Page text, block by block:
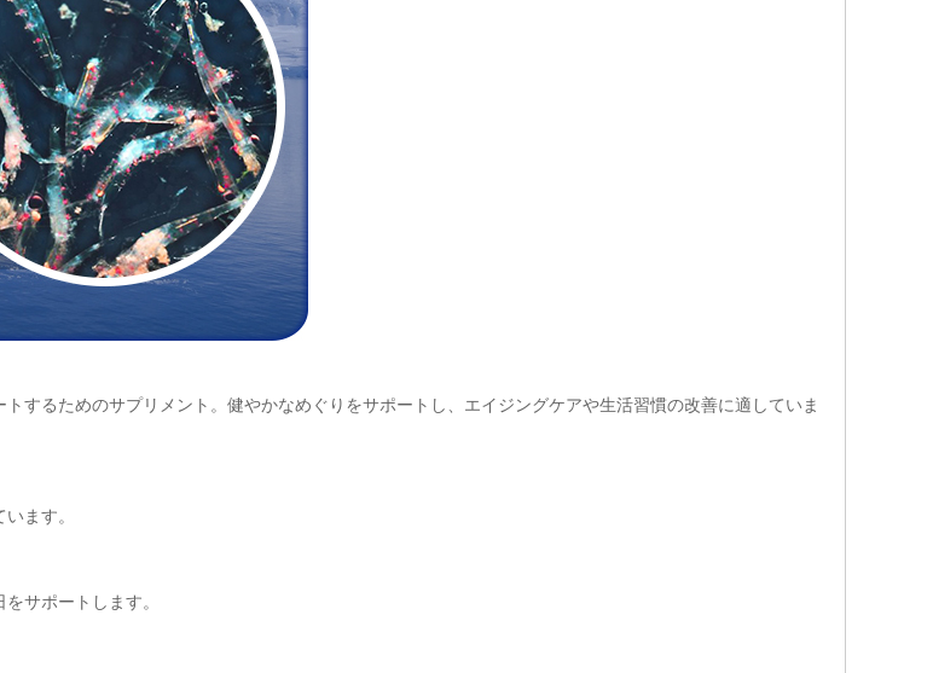
するためのサプリメント。健やかなめぐりをサポートし、エイジングケアや生活習慣の改善に適していま
ます。
サポートします。